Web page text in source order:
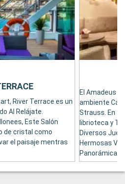
River Terrace es un
Al Relájate.
Este Salón
de cristal como
el paisaje mentras
El Amadeus
ambiente
Strauss. En
librioteca y
Diversos
Hermosas
Panorámicas,